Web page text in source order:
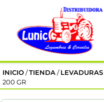
INICIO /TIENDA / LEVADURAS
200 GR